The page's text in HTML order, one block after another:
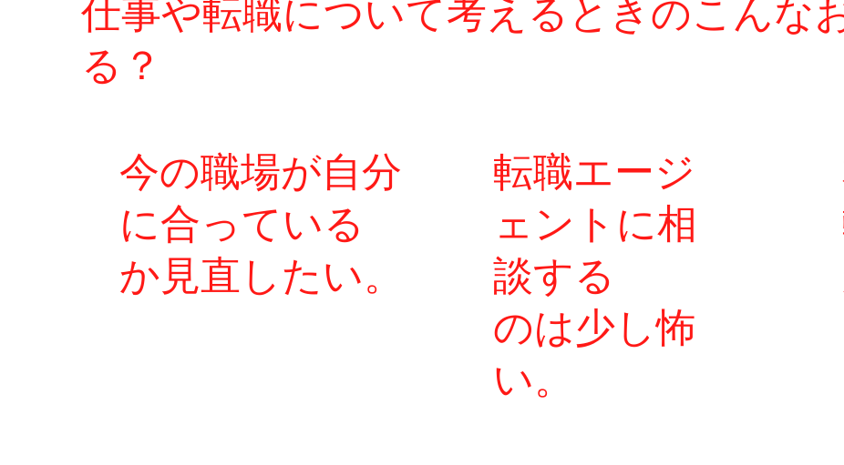
仕事や転職について考えるときのこんな
る？
​今の職場が自分
に合っている
か見直したい。
​転職エージ
ェントに相
談する
のは少し怖
い。